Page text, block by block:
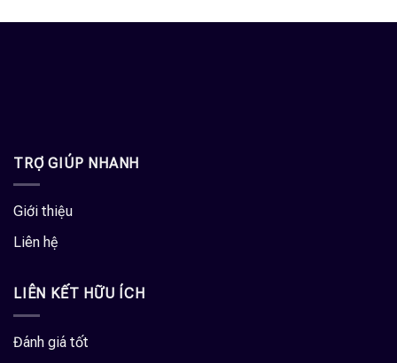
TRỢ GIÚP NHANH
Giới thiệu
Liên hệ
LIÊN KẾT HỮU ÍCH
Đánh giá tốt